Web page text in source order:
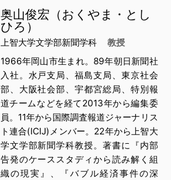
奥山俊宏（おくやま・とし
ひろ）
上智大学文学部新聞学科
教授
1966年岡山市生まれ。89年朝日新聞社
入社。水戸支局、福島支局、東京社会
部、大阪社会部、宇都宮総局、特別報
道チームなどを経て2013年から編集委
員。11年から国際調査報道ジャーナリス
ト連合(ICIJ)メンバー。22年から上智大
学文学部新聞学科教授。著書に『内部
告発のケーススタディから読み解く組
織の現実』、『バブル経済事件の深